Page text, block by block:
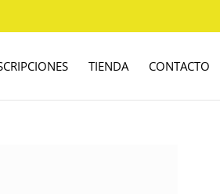
TIENDA CONTACTO